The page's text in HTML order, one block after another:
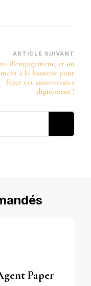
ARTICLE SUIVANT
d’engagement, et un
à la hauteur pour
fêter cet anniversaire
dignement !
Paper